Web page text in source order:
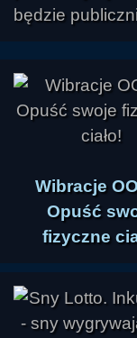
będzie
Wibracje
Opuść
fizyczne